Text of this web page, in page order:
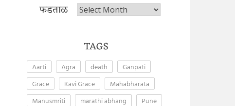
फडताळ फडताळ
TAGS
Aarti Agra death
Ganpati
Grace
Kavi Grace
Mahabharata
Manusmriti
marathi abhang
Pune